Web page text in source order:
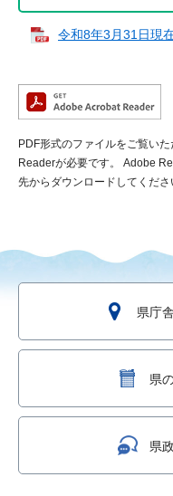
令和8年3月31日現
PDF形式のファイルをご覧い
Readerが必要です。
Adobe
先からダウンロードしてくださ
県庁
県
県